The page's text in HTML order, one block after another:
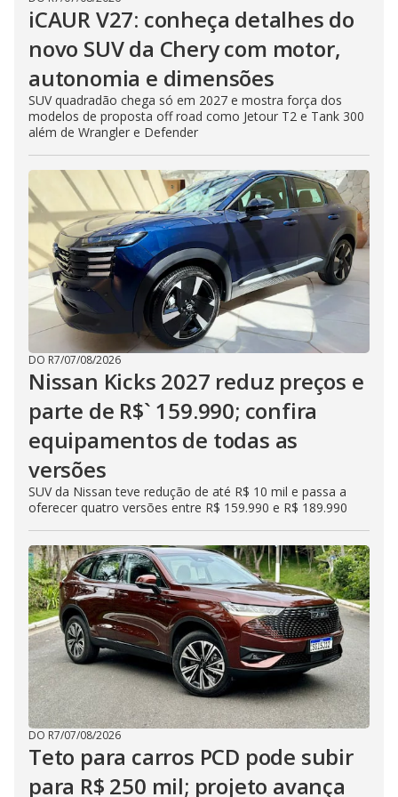
iCAUR V27: conheça detalhes do
novo SUV da Chery com motor,
autonomia e dimensões
SUV quadradão chega só em 2027 e mostra força dos
modelos de proposta off road como Jetour T2 e Tank 300
além de Wrangler e Defender
DO R7/07/08/2026
Nissan Kicks 2027 reduz preços e
parte de R$` 159.990; confira
equipamentos de todas as
versões
SUV da Nissan teve redução de até R$ 10 mil e passa a
oferecer quatro versões entre R$ 159.990 e R$ 189.990
DO R7/07/08/2026
Teto para carros PCD pode subir
para R$ 250 mil; projeto avança